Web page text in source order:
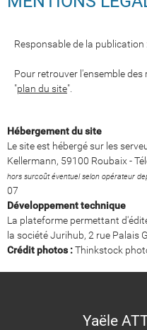
Responsable de la publication
Pour retrouver l'ensemble
"plan du site".
Hébergement du site
Le site est hébergé sur les
Kellermann, 59100 Roubaix -
hors surcoût éventuel selon opérateur
07
Développement technique
La plateforme permettant
la société Jurihub, 2 rue Palais
Crédit photos :Thinkstock
Yaële